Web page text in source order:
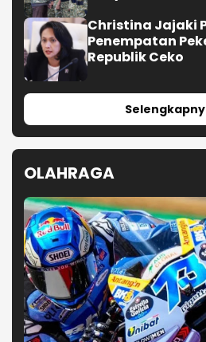
Christina Jajaki
Penempatan
Republik Ceko
OLAHRAGA